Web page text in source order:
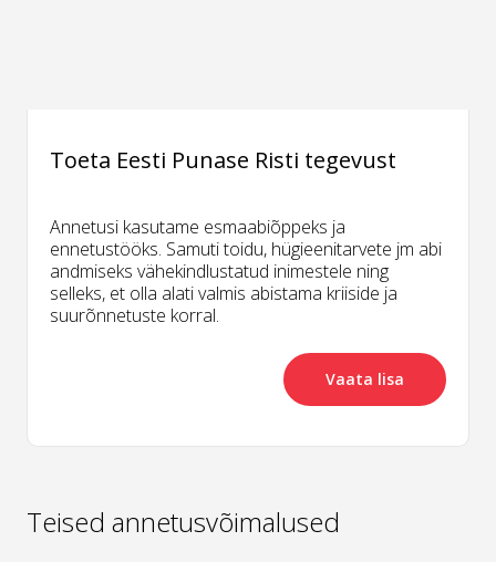
Toeta Eesti Punase Risti tegevust
Annetusi kasutame esmaabiõppeks ja
ennetustööks. Samuti toidu, hügieenitarvete jm abi
andmiseks vähekindlustatud inimestele ning
selleks, et olla alati valmis abistama kriiside ja
suurõnnetuste korral.
Vaata lisa
Teised annetusvõimalused